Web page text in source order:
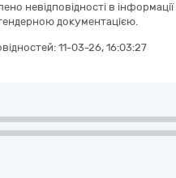
невідповідності в
документацією.
11-03-26, 16:03:27